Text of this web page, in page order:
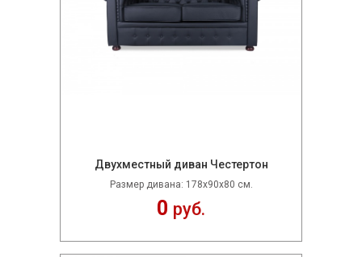
Двухместный диван Честертон
Размер дивана: 178х90х80 см.
0 руб.